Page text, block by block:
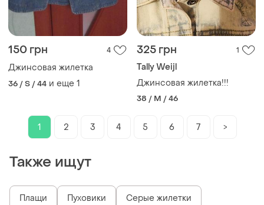
150 грн 4
Джинсовая жилетка
36 / S / 44 и еще 1
325 грн 1
Tally Weijl
Джинсовая жилетка!!!
38 / M / 46
1 2 3 4 5 6 7 >
Также ищут
Плащи Пуховики Серые жилетки